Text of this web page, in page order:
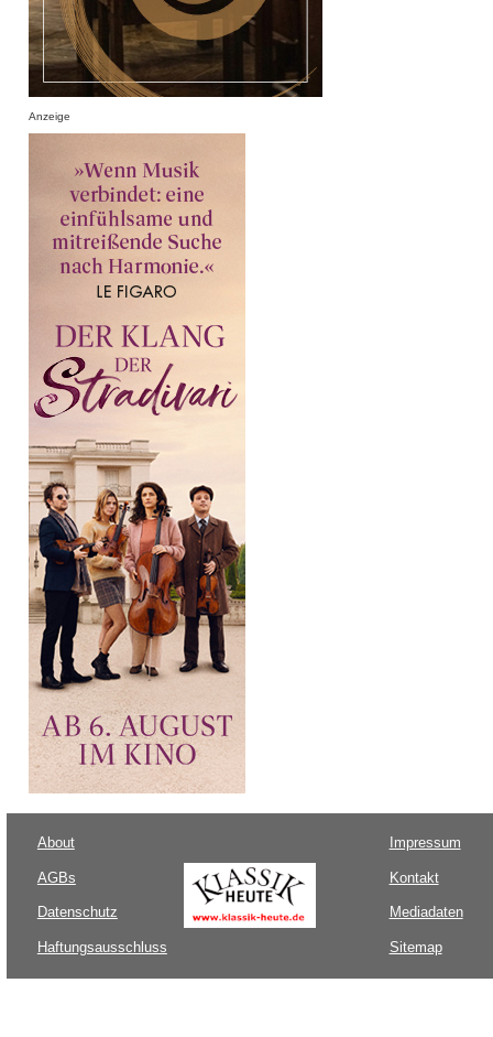
Anzeige
About
AGBs
Datenschutz
Haftungsausschluss
Impressum
Kontakt
Mediadaten
Sitemap